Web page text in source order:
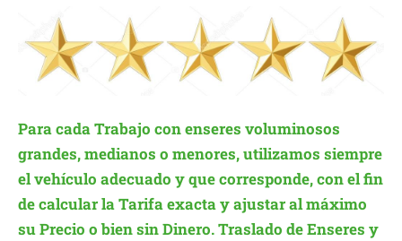
Para cada Trabajo con enseres voluminosos
grandes, medianos o menores, utilizamos siempre
el vehículo adecuado y que corresponde, con el fin
de calcular la Tarifa exacta y ajustar al máximo
su Precio o bien sin Dinero. Traslado de Enseres y